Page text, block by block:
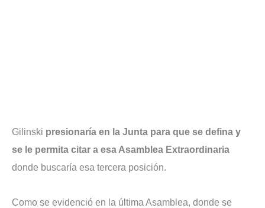
Gilinski presionaría en la Junta para que se defina y
se le permita citar a esa Asamblea Extraordinaria
donde buscaría esa tercera posición.
Como se evidenció en la última Asamblea, donde se